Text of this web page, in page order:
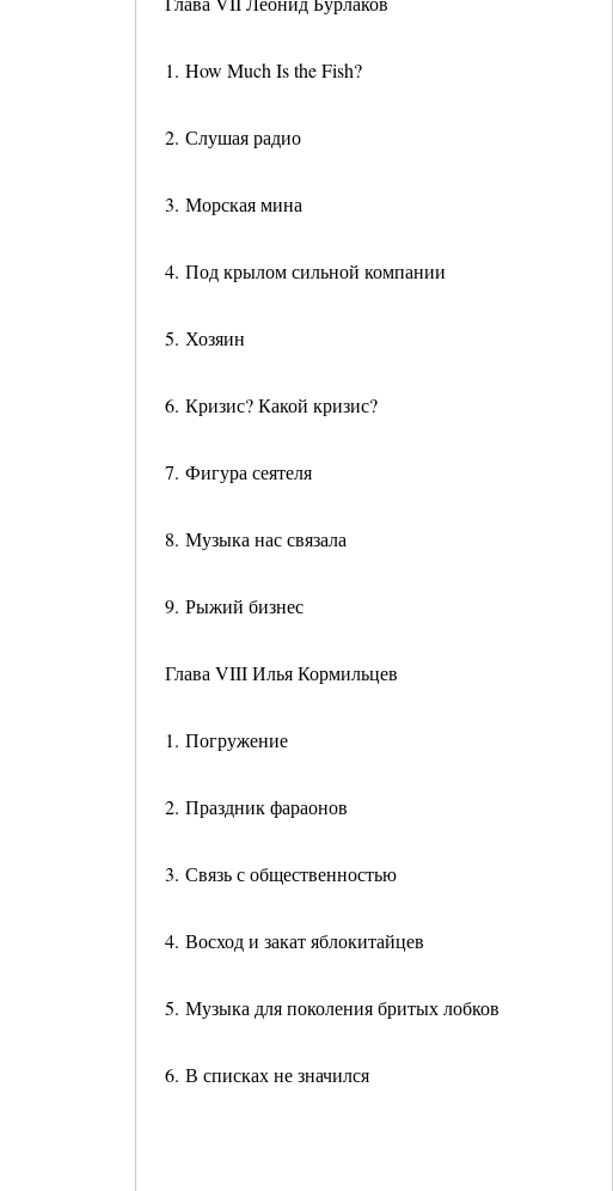
1. How Much Is the Fish?
2. Слушая радио
3. Морская мина
4. Под крылом сильной компании
5. Хозяин
6. Кризис? Какой кризис?
7. Фигура сеятеля
8. Музыка нас связала
9. Рыжий бизнес
Глава VIII Илья Кормильцев
1. Погружение
2. Праздник фараонов
3. Связь с общественностью
4. Восход и закат яблокитайцев
5. Музыка для поколения бритых лобков
6. В списках не значился